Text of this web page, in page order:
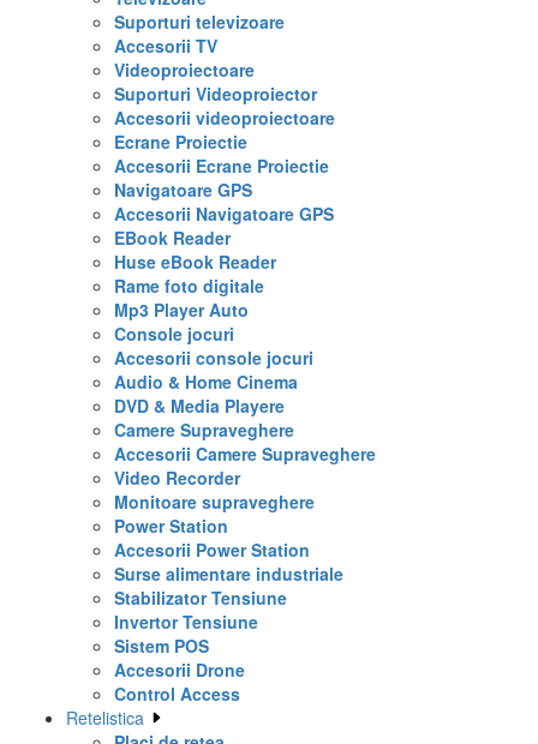
Suporturi televizoare
Accesorii TV
Videoproiectoare
Suporturi Videoproiector
Accesorii videoproiectoare
Ecrane Proiectie
Accesorii Ecrane Proiectie
Navigatoare GPS
Accesorii Navigatoare GPS
EBook Reader
Huse eBook Reader
Rame foto digitale
Mp3 Player Auto
Console jocuri
Accesorii console jocuri
Audio & Home Cinema
DVD & Media Playere
Camere Supraveghere
Accesorii Camere Supraveghere
Video Recorder
Monitoare supraveghere
Power Station
Accesorii Power Station
Surse alimentare industriale
Stabilizator Tensiune
Invertor Tensiune
Sistem POS
Accesorii Drone
Control Access
Retelistica